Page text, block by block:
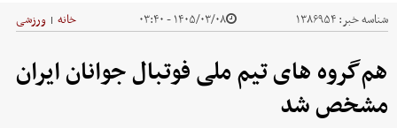
شناسه خبر:۱۳۸۶۹۵۴ ۱۴۰۵/۰۳/۰۸ - ۰۳:۴۰ خانه | ورزشی
هم‌گروه های تیم ملی فوتبال جوانان ایران
مشخص شد